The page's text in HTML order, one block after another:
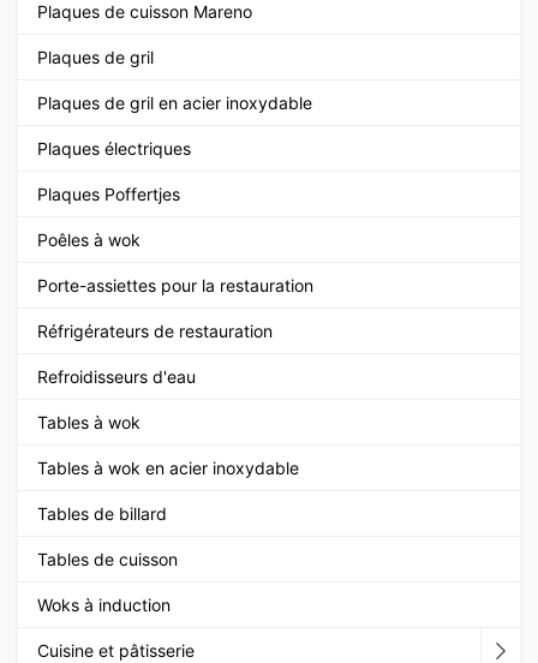
Plaques de cuisson Mareno
Plaques de gril
Plaques de gril en acier inoxydable
Plaques électriques
Plaques Poffertjes
Poêles à wok
Porte-assiettes pour la restauration
Réfrigérateurs de restauration
Refroidisseurs d'eau
Tables à wok
Tables à wok en acier inoxydable
Tables de billard
Tables de cuisson
Woks à induction
Cuisine et pâtisserie